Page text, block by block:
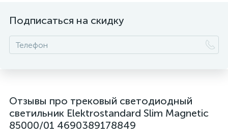
Подписаться на скидку
Отзывы про трековый светодиодный
светильник Elektrostandard Slim Magnetic
85000/01 4690389178849